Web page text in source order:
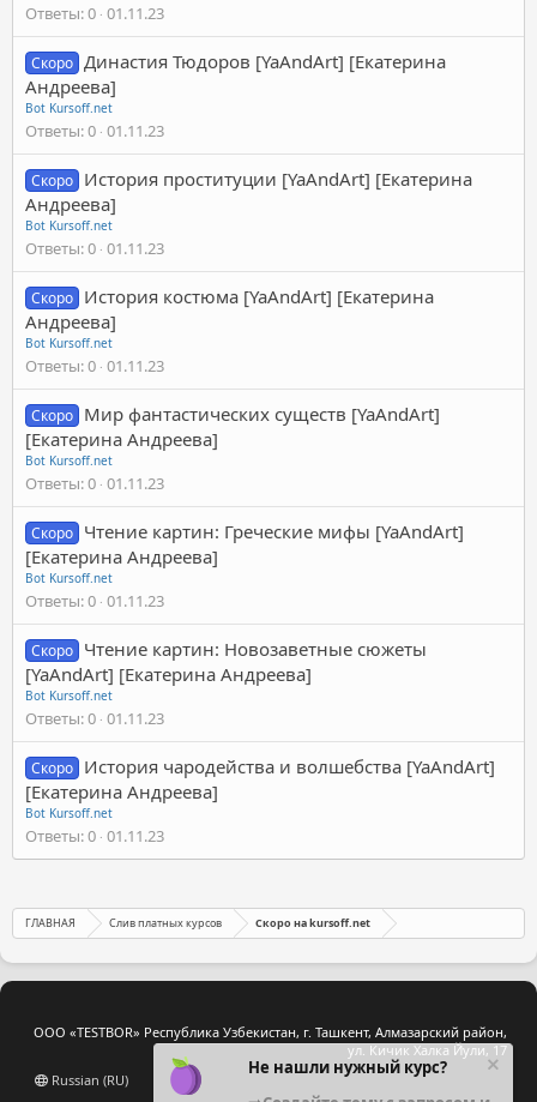
Ответы 0 01.11.23
Скоро Династия Тюдоров [YaAndArt] [Екатерина
Андреева]
Bot Kursoff.net
Ответы 0 01.11.23
Скоро История проституции [YaAndArt] [Екатерина
Андреева]
Bot Kursoff.net
Ответы 0 01.11.23
Скоро История костюма [YaAndArt] [Екатерина
Андреева]
Bot Kursoff.net
Ответы 0 01.11.23
Скоро Мир фантастических существ [YaAndArt]
[Екатерина Андреева]
Bot Kursoff.net
Ответы 0 01.11.23
Скоро Чтение картин: Греческие мифы [YaAndArt]
[Екатерина Андреева]
Bot Kursoff.net
Ответы 0 01.11.23
Скоро Чтение картин: Новозаветные сюжеты
[YaAndArt] [Екатерина Андреева]
Bot Kursoff.net
Ответы 0 01.11.23
Скоро История чародейства и волшебства [YaAndArt]
[Екатерина Андреева]
Bot Kursoff.net
Ответы 0 01.11.23
ГЛАВНАЯ Слив платных курсов Скоро на kursoff.net
ООО «TESTBOR» Республика Узбекистан, г. Ташкент, Алмазарский район,
ул. Кичик Халка Йули, 17
Russian (RU)
Не нашли нужный курс?